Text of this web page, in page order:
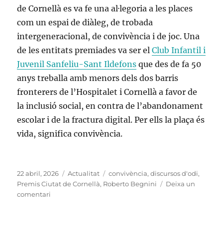
de Cornellà es va fe una al·legoria a les places
com un espai de diàleg, de trobada
intergeneracional, de convivència i de joc. Una
de les entitats premiades va ser elClub Infantil i
Juvenil Sanfeliu-Sant Ildefons que des de fa 50
anys treballa amb menors dels dos barris
fronterers de l’Hospitalet i Cornellà a favor de
la inclusió social, en contra de l’abandonament
escolar i de la fractura digital. Per ells la plaça és
vida, significa convivència.
Publicat
el
22 abril, 2026 Categories
Actualitat Etiquetes
convivència,discursos d'odi,
Premis Ciutat de Cornellà, Roberto Begnini
Deixa un
comentari